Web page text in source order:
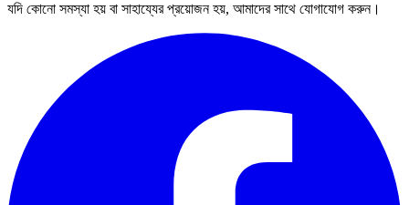
যদি কোনো সমস্যা হয় বা সাহায্যের প্রয়োজন হয়, আমাদের সাথে যোগাযোগ করুন।